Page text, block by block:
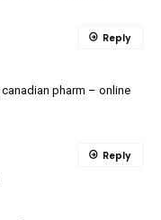
canadian pharm – online
Reply
Reply